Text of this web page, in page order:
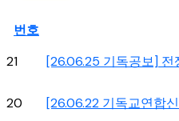
번호
21
[26.06.25 기독공보] 전
20 [26.06.22 기독교연합